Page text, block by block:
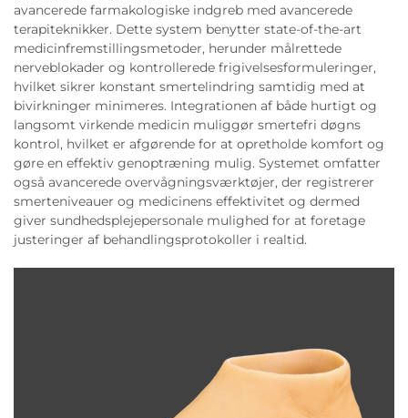
avancerede farmakologiske indgreb med avancerede
terapiteknikker. Dette system benytter state-of-the-art
medicinfremstillingsmetoder, herunder målrettede
nerveblokader og kontrollerede frigivelsesformuleringer,
hvilket sikrer konstant smertelindring samtidig med at
bivirkninger minimeres. Integrationen af både hurtigt og
langsomt virkende medicin muliggør smertefri døgns
kontrol, hvilket er afgørende for at opretholde komfort og
gøre en effektiv genoptræning mulig. Systemet omfatter
også avancerede overvågningsværktøjer, der registrerer
smerteniveauer og medicinens effektivitet og dermed
giver sundhedsplejepersonale mulighed for at foretage
justeringer af behandlingsprotokoller i realtid.